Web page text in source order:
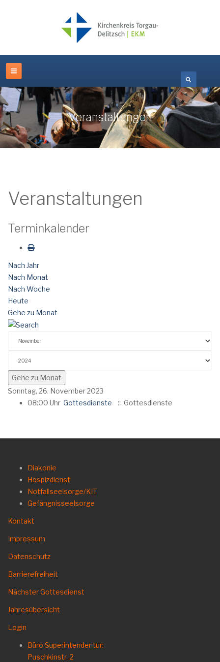
Veranstaltungen
Veranstaltungen
Terminkalender
Nach Jahr
Nach Monat
Nach Woche
Heute
Gehe zu Monat
Gehe zu Monat
Sonntag, 26. November 2023
08:00 Uhr Gottesdienste :: Gottesdienste
Diakonie
Hospizdienst
Notfallseelsorge/KIT
Gefängnisseelsorge
Kontakt
Impressum
Datenschutz
Barrierefreiheit
Nächster Gottesdienst
Jahresübersicht
Login
Büro Superintendentur:
Puschkinstr .2